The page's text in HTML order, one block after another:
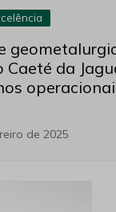
Caeté da
de 2025